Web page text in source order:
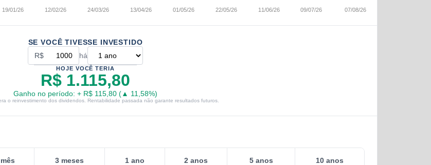
19/01/26 12/02/26 24/03/26 13/04/26 01/05/26 22/05/26 11/06/26 09/07/26 07/08/26
SE VOCÊ TIVESSE INVESTIDO
R$
há
HOJE VOCÊ TERIA
R$ 1.115,80
Ganho no período: + R$ 115,80 (▲ 11,58%)
o reinvestimento dos dividendos. Rentabilidade passada não garante resultados futuros.
3 meses 1 ano 2 anos 5 anos 10 anos